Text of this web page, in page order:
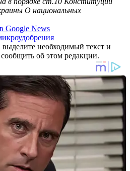
О национальных
Google News
необходимый текст и
об этом редакции.